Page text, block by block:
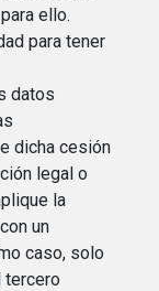
ello.
para tener
datos
dicha cesión
legal o
la
un
caso, solo
tercero